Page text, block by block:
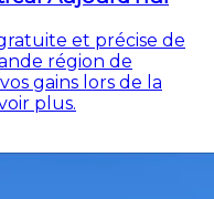
et précise de
région de
gains lors de la
plus.